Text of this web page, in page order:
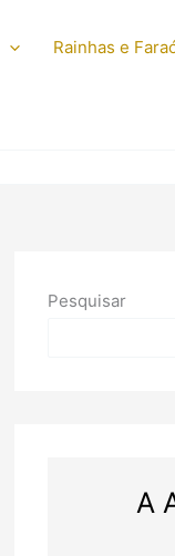
Rainhas e
Pesquisar
A